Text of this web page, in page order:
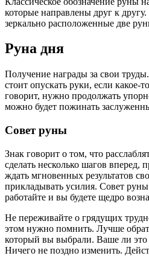
которые направлены друг к
зеркально расположенные две
Руна дня
Получение награды за свои
стоит опускать руки, если какое-
говорит, нужно продолжать
можно будет пожинать
Совет руны
Знак говорит о том, что
сделать несколько шагов вперед,
ждать мгновенных результатов
прикладывать усилия. Совет руны
работайте и вы будете щедро
Не переживайте о грядущих
этом нужно помнить. Лучше
который вы выбрали. Ваше ли
Ничего не поздно изменить.